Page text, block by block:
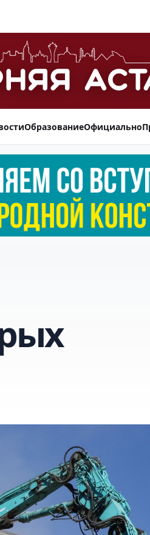
ОбразованиеОфициально